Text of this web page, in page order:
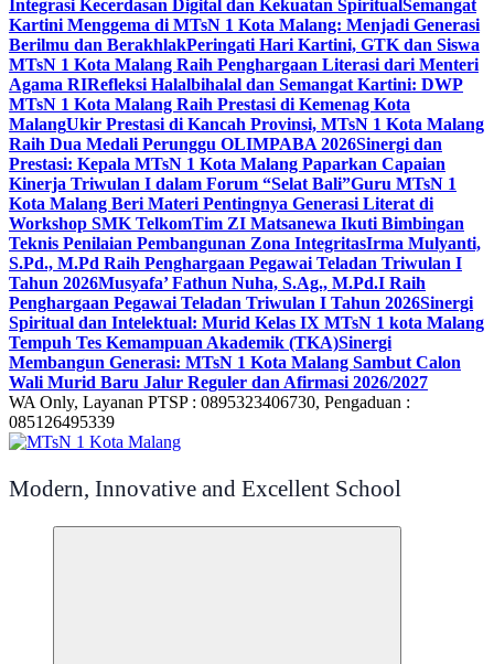
Integrasi Kecerdasan Digital dan Kekuatan SpiritualSemangat
Kartini Menggema di MTsN 1 Kota Malang: Menjadi Generasi
Berilmu dan BerakhlakPeringati Hari Kartini, GTK dan Siswa
MTsN 1 Kota Malang Raih Penghargaan Literasi dari Menteri
Agama RIRefleksi Halalbihalal dan Semangat Kartini: DWP
MTsN 1 Kota Malang Raih Prestasi di Kemenag Kota
MalangUkir Prestasi di Kancah Provinsi, MTsN 1 Kota Malang
Raih Dua Medali Perunggu OLIMPABA 2026Sinergi dan
Prestasi: Kepala MTsN 1 Kota Malang Paparkan Capaian
Kinerja Triwulan I dalam Forum “Selat Bali”Guru MTsN 1
Kota Malang Beri Materi Pentingnya Generasi Literat di
Workshop SMK TelkomTim ZI Matsanewa Ikuti Bimbingan
Teknis Penilaian Pembangunan Zona IntegritasIrma Mulyanti,
S.Pd., M.Pd Raih Penghargaan Pegawai Teladan Triwulan I
Tahun 2026Musyafa’ Fathun Nuha, S.Ag., M.Pd.I Raih
Penghargaan Pegawai Teladan Triwulan I Tahun 2026Sinergi
Spiritual dan Intelektual: Murid Kelas IX MTsN 1 kota Malang
Tempuh Tes Kemampuan Akademik (TKA)Sinergi
Membangun Generasi: MTsN 1 Kota Malang Sambut Calon
Wali Murid Baru Jalur Reguler dan Afirmasi 2026/2027
WA Only, Layanan PTSP : 0895323406730, Pengaduan :
085126495339
Modern, Innovative and Excellent School